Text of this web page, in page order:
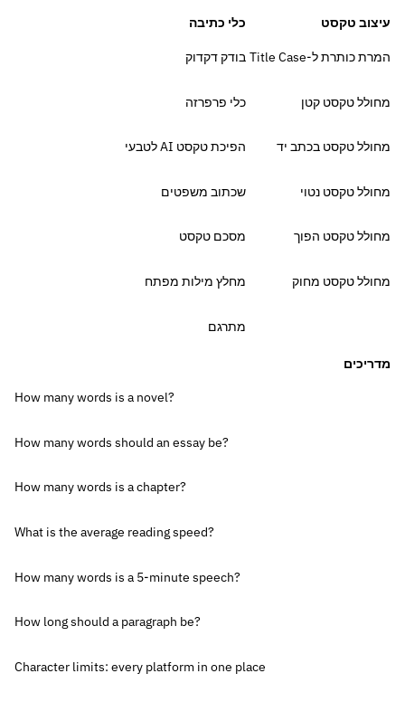
עיצוב טקסט
המרת כותרת ל-Title Case
מחולל טקסט קטן
מחולל טקסט בכתב יד
מחולל טקסט נטוי
מחולל טקסט הפוך
מחולל טקסט מחוק
כלי כתיבה
בודק דקדוק
כלי פרפרזה
הפיכת טקסט AI לטבעי
שכתוב משפטים
מסכם טקסט
מחלץ מילות מפתח
מתרגם
מדריכים
How many words is a novel?
How many words should an essay be?
How many words is a chapter?
What is the average reading speed?
How many words is a 5-minute speech?
How long should a paragraph be?
Character limits: every platform in one place